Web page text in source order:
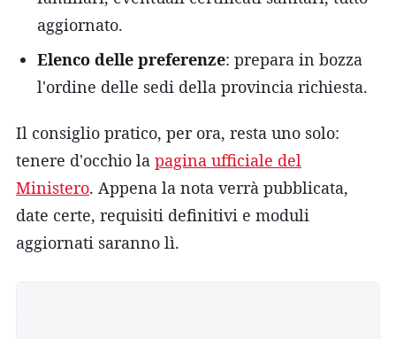
aggiornato.
Elenco delle preferenze: prepara in bozza
l'ordine delle sedi della provincia richiesta.
Il consiglio pratico, per ora, resta uno solo:
tenere d'occhio la pagina ufficiale del
Ministero. Appena la nota verrà pubblicata,
date certe, requisiti definitivi e moduli
aggiornati saranno lì.